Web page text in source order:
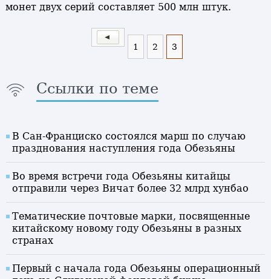
монет двух серий составляет 500 млн штук.
1 2 3
Ссылки по теме
В Сан-Франциско состоялся марш по случаю
празднования наступления года Обезьяны
Во время встречи года Обезьяны китайцы
отправили через Вичат более 32 млрд хунбао
Тематические почтовые марки, посвященные
китайскому новому году Обезьяны в разных
странах
Первый с начала года Обезьяны операционный